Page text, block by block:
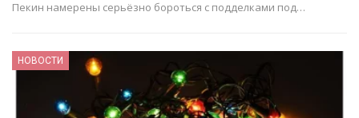
Пекин намерены серьёзно бороться с подделками под…
НОВОСТИ